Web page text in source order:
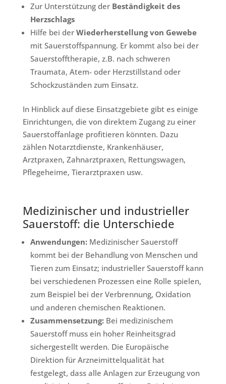
Zur Unterstützung der Beständigkeit des
Herzschlags
Hilfe bei der Wiederherstellung von Gewebe
mit Sauerstoffspannung. Er kommt also bei der
Sauerstofftherapie, z.B. nach schweren
Traumata, Atem- oder Herzstillstand oder
Schockzuständen zum Einsatz.
In Hinblick auf diese Einsatzgebiete gibt es einige
Einrichtungen, die von direktem Zugang zu einer
Sauerstoffanlage profitieren könnten. Dazu
zählen Notarztdienste, Krankenhäuser,
Arztpraxen, Zahnarztpraxen, Rettungswagen,
Pflegeheime, Tierarztpraxen usw.
Medizinischer und industrieller
Sauerstoff: die Unterschiede
Anwendungen:Medizinischer Sauerstoff
kommt bei der Behandlung von Menschen und
Tieren zum Einsatz; industrieller Sauerstoff kann
bei verschiedenen Prozessen eine Rolle spielen,
zum Beispiel bei der Verbrennung, Oxidation
und anderen chemischen Reaktionen.
Zusammensetzung: Bei medizinischem
Sauerstoff muss ein hoher Reinheitsgrad
sichergestellt werden. Die Europäische
Direktion für Arzneimittelqualität hat
festgelegt, dass alle Anlagen zur Erzeugung von